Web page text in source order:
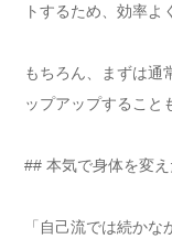
トするため、効率よ
もちろん、まずは通
ップアップすること
## 本気で身体を変
「自己流では続かな